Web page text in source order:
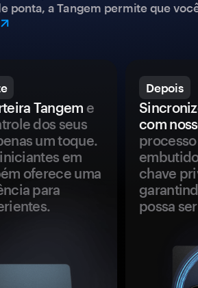
ponta, a Tangem permite que
Tangem e
dos seus
um toque.
em
oferece uma
para
Depois
com
chave
possa